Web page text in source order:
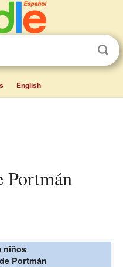
English
niños
Portmán